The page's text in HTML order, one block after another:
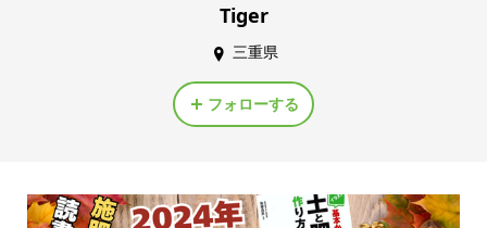
Tiger
三重県
フォローする